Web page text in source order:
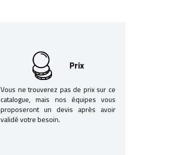
Prix
Vous ne trouverez pas de prix sur ce
catalogue, mais nos équipes vous
proposeront un devis après avoir
validé votre besoin.